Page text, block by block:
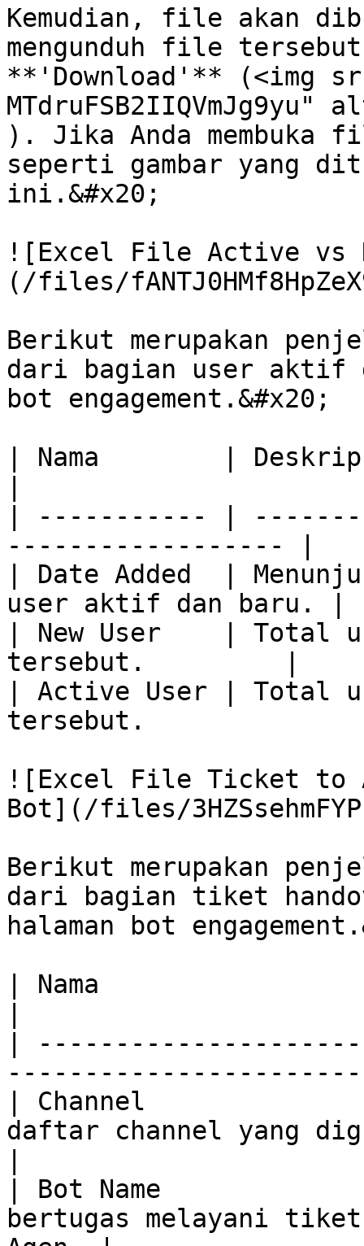
Kemudian, file akan
mengunduh file
**'Download'** (<img
). Jika Anda membuka
seperti gambar yang
ini.&#x20;
![Excel File Active vs
(/files/
Berikut merupakan
dari bagian user aktif
bot engagement.&#x20;
| Nama        |
| ----------- |
------------------ |
| Date Added  |
user aktif dan baru. |
| New User    | Total
tersebut.         |
| Active User | Total
tersebut.
![Excel File Ticket to
Bot](/files/
Berikut merupakan
dari bagian tiket
halaman bot
| Nama
|
| Channel
daftar channel yang
| Bot Name
bertugas melayani